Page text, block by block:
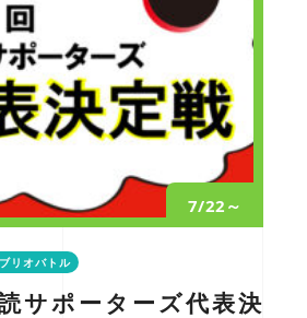
7/22～
リオバトル
サポーターズ代表決